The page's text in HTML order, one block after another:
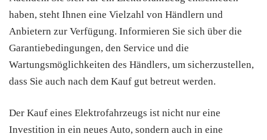
haben, steht Ihnen eine Vielzahl von Händlern und
Anbietern zur Verfügung. Informieren Sie sich über die
Garantiebedingungen, den Service und die
Wartungsmöglichkeiten des Händlers, um sicherzustellen,
dass Sie auch nach dem Kauf gut betreut werden.
Der Kauf eines Elektrofahrzeugs ist nicht nur eine
Investition in ein neues Auto, sondern auch in eine